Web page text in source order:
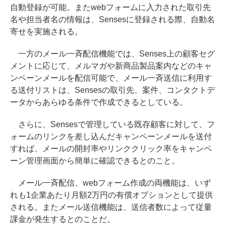
自動登録が可能。またwebフォームに入力された取引先
名や担当者名の情報は、Sensesに登録される際、自動名
寄せを実施される。
一方のメール一斉配信機能では、Senses上の顧客セグ
メントに応じて、メルマガや新商品製品案内などのキャ
ンペーンメールを配信可能で、メール一斉送信に利用す
る送付リストは、Sensesの取引先、案件、コンタクトデ
ータからあらゆる条件で作成できるとしている。
さらに、Sensesで管理している既存顧客に対して、フ
ォームのリンクを差し込んだキャンペーンメールを送付
すれば、メールの開封率やリンククリック率をキャンペ
ーン管理画面から簡単に確認できるとのこと。
メール一斉配信、webフォーム作成の両機能は、いず
れも1企業あたり月額2万円の有償オプションとして提供
される。またメール送信機能は、送信者数によって従量
課金が発生するとのことだ。